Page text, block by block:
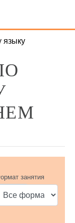
языку
занятия